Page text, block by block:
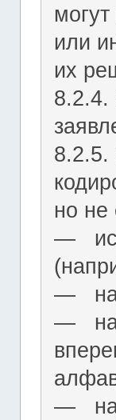
или
их
8.2.4.
8.2.5.
но не
―
―
―
―